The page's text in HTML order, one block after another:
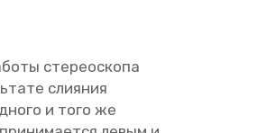
сте­рео­ско­па
сли­я­ния
и того же